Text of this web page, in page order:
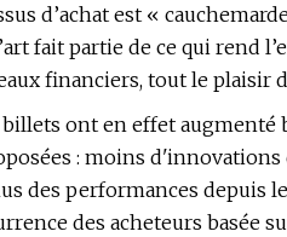
d’achat est «
fait partie de ce qui rend
financiers, tout le plaisir
ont en effet augmenté
: moins
des performances depuis
des acheteurs basée